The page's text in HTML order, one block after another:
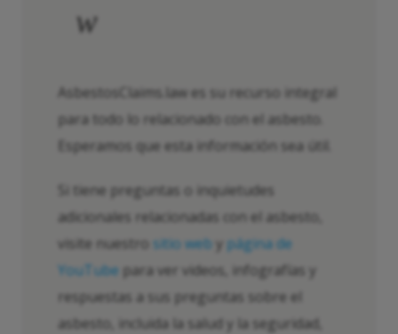
w
AsbestosClaims.law es su recurso integral
para todo lo relacionado con el asbesto.
Esperamos que esta información sea útil.
Si tiene preguntas o inquietudes
adicionales relacionadas con el asbesto,
visite nuestro sitio web y página de
YouTube para ver videos, infografías y
respuestas a sus preguntas sobre el
asbesto, incluida la salud y la seguridad,